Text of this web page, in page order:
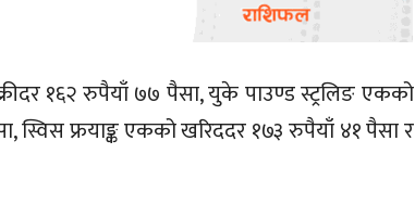
१६२ रुपैयाँ ७७ पैसा, युके पाउण्ड स्ट्रलिङ एकको
स्विस फ्रयाङ्क एकको खरिददर १७३ रुपैयाँ ४१ पैसा र